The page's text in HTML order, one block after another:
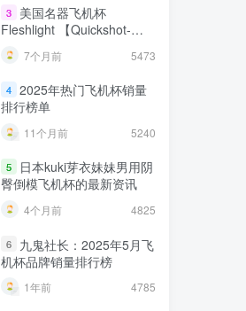
3
美国名器飞机杯
Fleshlight 【Quickshot-
评测 7个月前 5473
4 2025年热门飞机杯销量
排行榜单
11个月前 5240
5
日本kuki芽衣妹妹男用阴
臀倒模飞机杯的最新资讯
4个月前 4825
6
九鬼社长：2025年5月飞
机杯品牌销量排行榜
1年前 4785